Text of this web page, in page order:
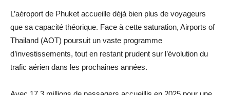
L’aéroport de Phuket accueille déjà bien plus de voyageurs
que sa capacité théorique. Face à cette saturation, Airports of
Thailand (AOT) poursuit un vaste programme
d’investissements, tout en restant prudent sur l’évolution du
trafic aérien dans les prochaines années.